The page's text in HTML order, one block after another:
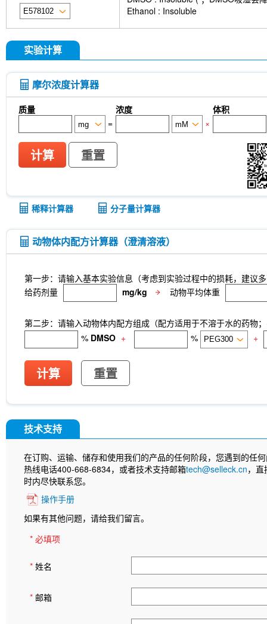
Ethanol : Insoluble
实验计算
摩尔浓度计算器
质量 浓度
体积
=
×
计算 重置
稀释计算器 分子量计算器
动物体内配方计算器（澄清溶液）
第一步：请输入基本实验信息（考虑到实验过程中的损耗，建议
给药剂量
mg/kg 动物平均体重
第二步：请输入动物体内配方组成（配方适用于不溶于水的药物
% DMSO + % +
计算 重置
技术支持
在订购、运输、储存和使用我们的产品的任何阶段，您遇到的任
热线电话400-668-6834，或者技术支持邮箱tech@selleck.cn，
时内尽快联系您。
操作手册
如果有其他问题，请给我们留言。
* 必填项
* 姓名
* 邮箱